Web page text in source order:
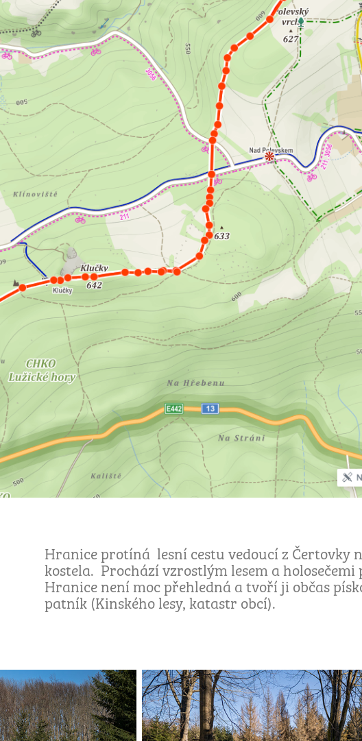
Hranice protíná lesní cestu vedoucí z Čertovky
kostela. Prochází vzrostlým lesem a
Hranice není moc přehledná a tvoří ji občas
patník (Kinského lesy, katastr obcí).